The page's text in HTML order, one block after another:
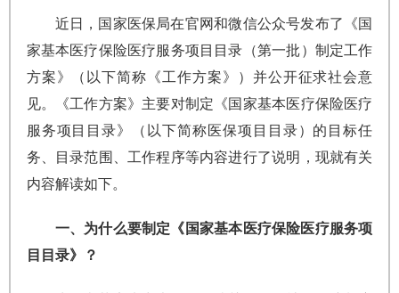
近日，国家医保局在官网和微信公众号发布了《国
家基本医疗保险医疗服务项目目录（第一批）制定工作
方案》（以下简称《工作方案》）并公开征求社会意
见。《工作方案》主要对制定《国家基本医疗保险医疗
服务项目目录》（以下简称医保项目目录）的目标任
务、目录范围、工作程序等内容进行了说明，现就有关
内容解读如下。
一、为什么要制定《国家基本医疗保险医疗服务项
目目录》？